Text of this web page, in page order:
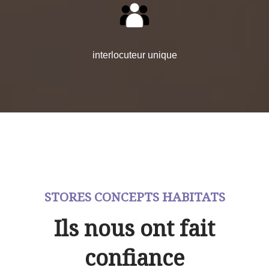
interlocuteur unique
STORES CONCEPTS HABITATS
Ils nous ont fait
confiance